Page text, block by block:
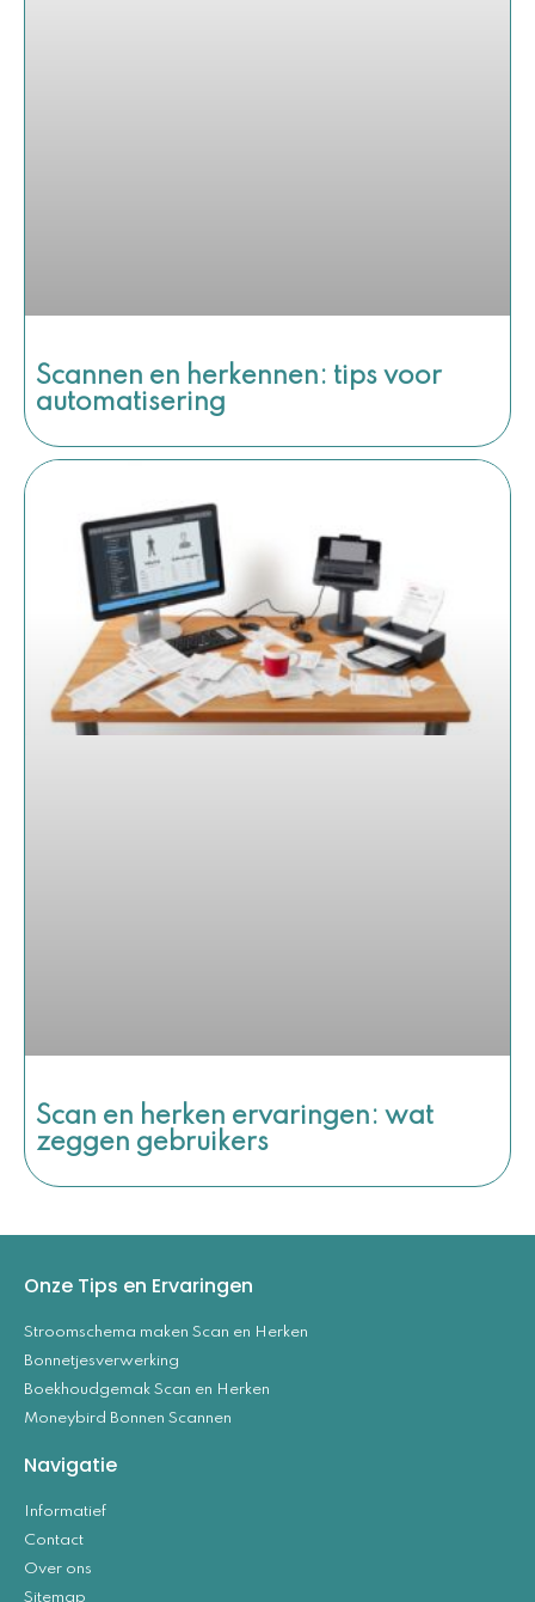
Scannen en herkennen: tips voor
automatisering
Scan en herken ervaringen: wat
zeggen gebruikers
Onze Tips en Ervaringen
Stroomschema maken Scan en Herken
Bonnetjesverwerking
Boekhoudgemak Scan en Herken
Moneybird Bonnen Scannen
Navigatie
Informatief
Contact
Over ons
Sitemap